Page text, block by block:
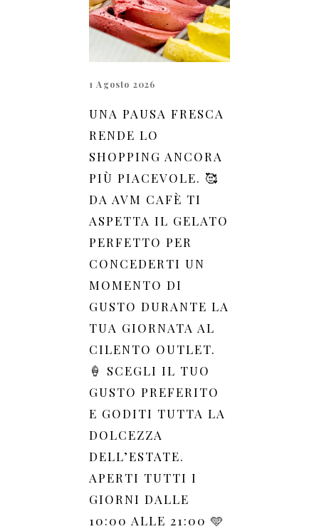
1 Agosto 2026
UNA PAUSA FRESCA
RENDE LO
SHOPPING ANCORA
PIÙ PIACEVOLE. 🥰
DA AVM CAFÈ TI
ASPETTA IL GELATO
PERFETTO PER
CONCEDERTI UN
MOMENTO DI
GUSTO DURANTE LA
TUA GIORNATA AL
CILENTO OUTLET.
🍦 SCEGLI IL TUO
GUSTO PREFERITO
E GODITI TUTTA LA
DOLCEZZA
DELL’ESTATE.
APERTI TUTTI I
GIORNI DALLE
10:00 ALLE 21:00 🩵